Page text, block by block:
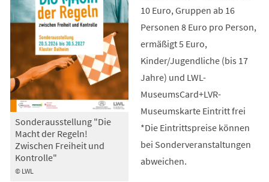
© LWL
Sonderausstellung "Die
Macht der Regeln!
Zwischen Freiheit und
Kontrolle"
10 Euro, Gruppen ab 16
Personen 8 Euro pro Person,
ermäßigt 5 Euro,
Kinder/Jugendliche (bis 17
Jahre) und LWL-
MuseumsCard+LVR-
Museumskarte Eintritt frei
*Die Eintrittspreise können
bei Sonderveranstaltungen
abweichen.